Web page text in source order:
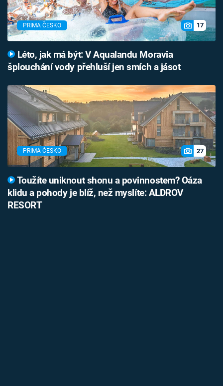
PRIMA ČESKO 17
Léto, jak má být: V Aqualandu Moravia
šplouchání vody přehluší jen smích a jásot
PRIMA ČESKO 27
Toužíte uniknout shonu a povinnostem? Oáza
klidu a pohody je blíž, než myslíte: ALDROV
RESORT